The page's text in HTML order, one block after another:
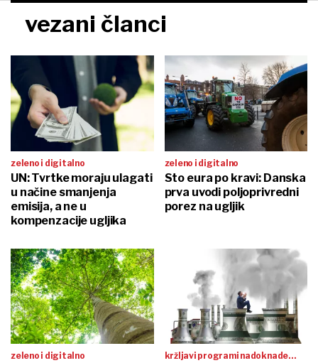
vezani članci
zeleno i digitalno
UN: Tvrtke moraju ulagati
u načine smanjenja
emisija, a ne u
kompenzacije ugljika
zeleno i digitalno
Sto eura po kravi: Danska
prva uvodi poljoprivredni
porez na ugljik
zeleno i digitalno
kržljavi programi nadoknade